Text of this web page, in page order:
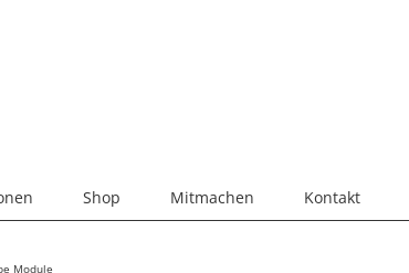
Shop Mitmachen Kontakt
Module